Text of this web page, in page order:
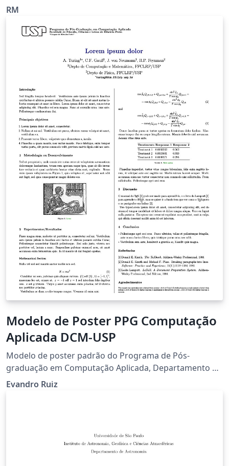
RM
Modelo de Poster PPG Computação
Aplicada DCM-USP
Modelo de poster padrão do Programa de Pós-
graduação em Computação Aplicada, Departamento de
Computação e Matemática - DCM, FFCLRP, USP. Ribeirão
Evandro Ruiz